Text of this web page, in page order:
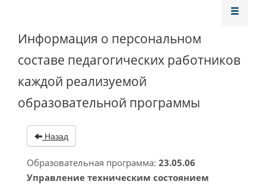
Информация о персональном
составе педагогических работников
каждой реализуемой
образовательной программы
Назад
Образовательная программа: 23.05.06
Управление техническим состоянием